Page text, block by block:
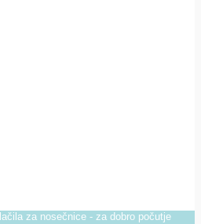
za nosečnice - za dobro počutje